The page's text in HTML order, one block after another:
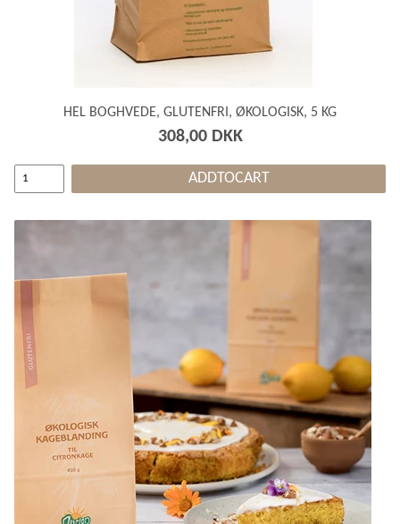
HEL BOGHVEDE, GLUTENFRI, ØKOLOGISK, 5 KG
308,00 DKK
ADDTOCART